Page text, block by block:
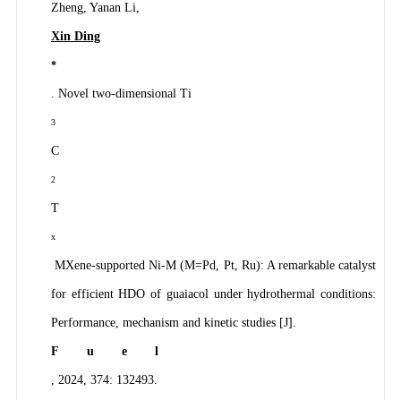
Zheng, Yanan Li,
Xin Ding
*
. Novel two-dimensional Ti
3
C
2
T
x
MXene-supported Ni-M (M=Pd, Pt, Ru): A remarkable catalyst
for efficient HDO of guaiacol under hydrothermal conditions:
Performance, mechanism and kinetic studies [J].
Fuel
, 2024, 374: 132493.